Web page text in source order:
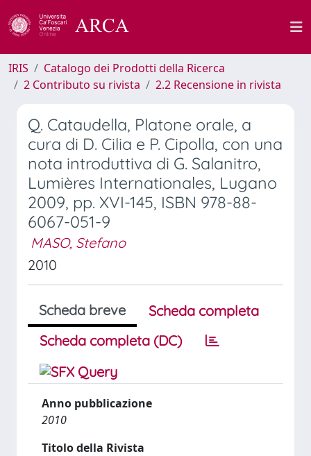
IRIS
Catalogo dei Prodotti della Ricerca
2 Contributo su rivista
2.2 Recensione in rivista
Q. Cataudella, Platone orale, a
cura di D. Cilia e P. Cipolla, con una
nota introduttiva di G. Salanitro,
Lumières Internationales, Lugano
2009, pp. XVI-145, ISBN 978-88-
6067-051-9
MASO, Stefano
2010
Scheda breve
Scheda completa
Scheda completa (DC)
Anno pubblicazione
2010
Titolo della Rivista